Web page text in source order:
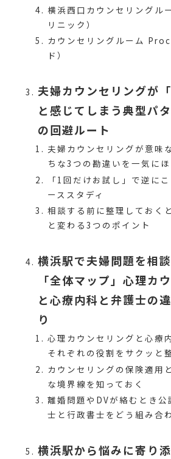
横浜西口カウンセリングル
リニック）
カウンセリングルーム
ド）
夫婦カウンセリングが「
と感じてしまう典型パ
の回避ルート
夫婦カウンセリングが意味
ちな3つの勘違いを一気にほ
「1回だけお試し」で逆に
ーススタディ
相談する前に整理しておく
と変わる3つのポイント
横浜駅で夫婦問題を相
「全体マップ」心理カ
と心療内科と弁護士の
り
心理カウンセリングと心療
それぞれの役割をサクッと
カウンセリングの保険適用
な境界線を知っておく
離婚問題やDVが絡むとき公
士と行政書士をどう組み合
横浜駅から悩みに寄り